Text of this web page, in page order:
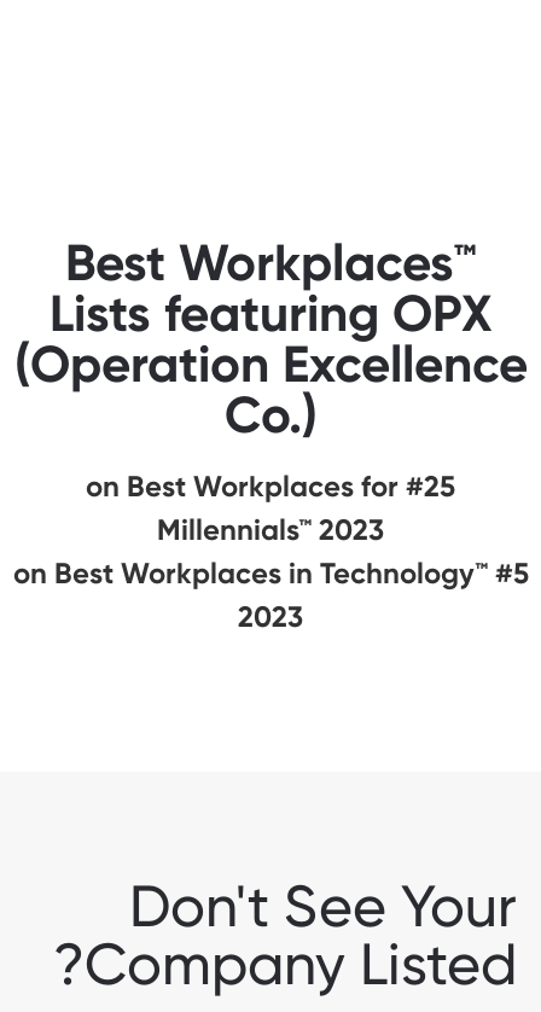
Best Workplaces™
Lists featuring OPX
(Operation Excellence
Co.)
#25 on Best Workplaces for
Millennials™ 2023
#5 on Best Workplaces in Technology™
2023
Don't See Your
Company Listed?